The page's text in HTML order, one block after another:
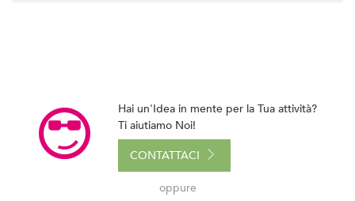
Hai un'Idea in mente per la Tua attività?
Ti aiutiamo Noi!
CONTATTACI
oppure